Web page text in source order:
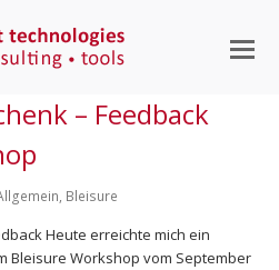
– Feedback
, Bleisure
Heute erreichte mich ein
Bleisure Workshop vom September